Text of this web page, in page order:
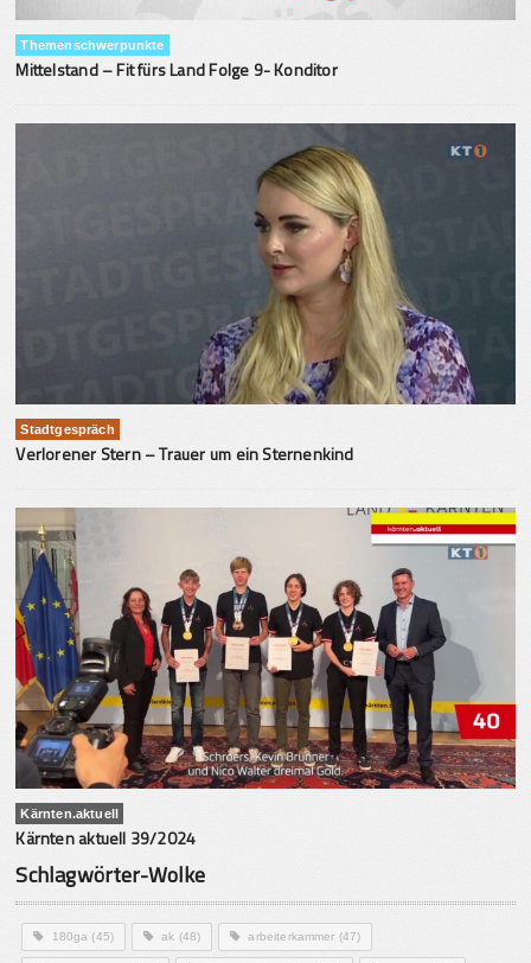
Themenschwerpunkte
Mittelstand – Fit fürs Land Folge 9- Konditor
Stadtgespräch
Verlorener Stern – Trauer um ein Sternenkind
Kärnten.aktuell
Kärnten aktuell 39/2024
Schlagwörter-Wolke
180ga (45) ak (48) arbeiterkammer (47)